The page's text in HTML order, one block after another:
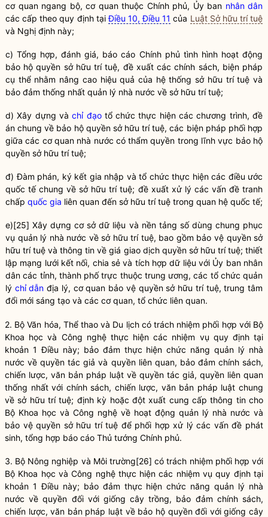
cơ quan ngang bộ, cơ quan thuộc Chính phủ, Ủy ban nhân dân
các cấp theo quy định tạiĐiều 10, Điều 11 của Luật Sở hữu trí tuệ
và Nghị định này;
c) Tổng hợp, đánh giá, báo cáo Chính phủ tình hình hoạt động
bảo hộquyền sở hữu trí tuệ, đề xuất các chính sách, biện pháp
cụ thể nhằm nâng cao hiệu quả của hệ thống sở hữu trí tuệ và
bảo đảm thống nhất quản lý nhà nước về sở hữu trí tuệ;
d) Xây dựng vàchỉ đạotổ chức thực hiện các chương trình, đề
án chung về bảo hộ quyềnsở hữu trí tuệ, các biện pháp phối hợp
giữa các cơ quan nhà nước có thẩmquyền trong lĩnh vực bảo hộ
quyền sở hữu trí tuệ;
đ) Đàm phán, ký kết gia nhập và tổ chức thực hiện các điều ước
quốc tế chung về sở hữu trí tuệ; đề xuất xử lý các vấn đề tranh
chấp quốc gia liên quan đến sở hữu trí tuệ trong quan hệ quốc tế;
e)[25] Xây dựng cơ sở dữ liệu và nền tảng số dùng chung phục
vụ quản lý nhà nước về sở hữu trí tuệ, bao gồm bảo vệ quyềnsở
hữu trí tuệ và thông tin về giá giao dịch quyềnsở hữu trí tuệ; thiết
lập mạng lưới kết nối, chia sẻ và tích hợp dữ liệu với Ủy ban nhân
dân các tỉnh, thành phố trực thuộc trung ương, các tổ chức quản
lý chỉ dẫn địa lý, cơ quan bảo vệ quyềnsở hữu trí tuệ, trung tâm
đổi mới sáng tạo và các cơ quan, tổ chức liên quan.
2. Bộ Văn hóa, Thể thao và Du lịch có trách nhiệm phối hợp với Bộ
Khoa học và Công nghệ thực hiện các nhiệm vụ quy định tại
khoản 1 Điều này; bảo đảm thực hiện chức năngquản lý nhà
nước vềquyền tác giả và quyềnliên quan, bảo đảm chính sách,
chiến lược, văn bản pháp luật về quyền tác giả, quyền liên quan
thống nhất với chính sách, chiến lược, văn bản pháp luật chung
về sở hữu trí tuệ; định kỳ hoặc đột xuất cung cấp thông tin cho
Bộ Khoa học và Công nghệ về hoạt động quản lý nhà nước và
bảo vệquyền sở hữu trí tuệ để phối hợp xử lý các vấn đề phát
sinh, tổng hợp báo cáo Thủ tướng Chính phủ.
3. Bộ Nông nghiệp và Môi trường[26] có trách nhiệm phối hợp với
Bộ Khoa học và Công nghệ thực hiện các nhiệm vụ quy định tại
khoản 1 Điều này; bảo đảm thực hiện chức năngquản lý nhà
nước vềquyền đối với giống cây trồng, bảo đảm chính sách,
chiến lược, văn bản pháp luật về bảo hộ quyềnđối với giống cây